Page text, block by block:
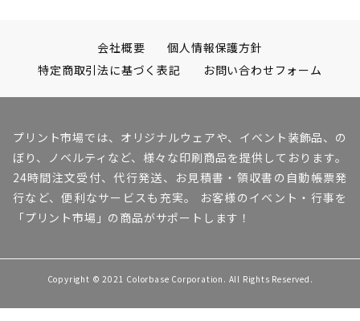
会社概要
個人情報保護方針
特定商取引法に基づく表記
お問い合わせフォーム
プリント市場では、オリジナルウェアや、イベント装飾品、の
ぼり、ノベルティなど、様々な印刷商品を提供しております。
24時間注文受付、代行発送、お見積書・領収書の自動帳票発
行など、便利なサービスも充実。 お客様のイベント・行事を
「プリント市場」の商品がサポートします！
Copyright © 2021 Colorbase Corporation. All Rights Reserved.